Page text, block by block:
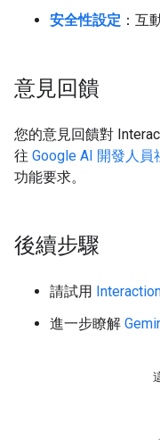
安全性設定 ：互
意見回饋
您的意見回饋對
往 Google AI 開發人員
功能要求。
後續步驟
請試用
進一步瞭解